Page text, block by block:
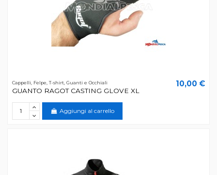
Cappelli, Felpe, T-shirt, Guanti e Occhiali
GUANTO RAGOT CASTING GLOVE XL
10,00 €
Aggiungi al carrello